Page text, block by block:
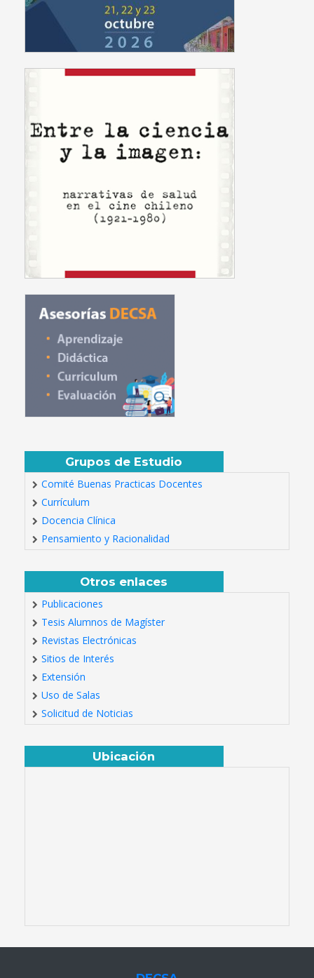
Grupos de Estudio
Comité Buenas Practicas Docentes
Currículum
Docencia Clínica
Pensamiento y Racionalidad
Otros enlaces
Publicaciones
Tesis Alumnos de Magíster
Revistas Electrónicas
Sitios de Interés
Extensión
Uso de Salas
Solicitud de Noticias
Ubicación